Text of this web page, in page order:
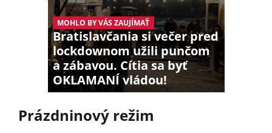
MOHLO BY VÁS ZAUJÍMAŤ
Bratislavčania si večer pred
lockdownom užili punčom
a zábavou. Cítia sa byť
OKLAMANÍ vládou!
Prázdninový režim